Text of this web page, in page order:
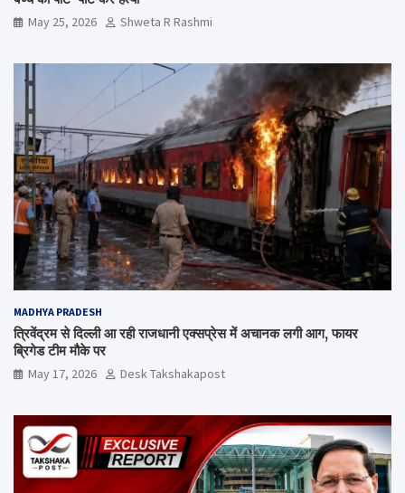
May 25, 2026 Shweta R Rashmi
MADHYA PRADESH
त्रिवेंद्रम से दिल्ली आ रही राजधानी एक्सप्रेस में अचानक लगी आग, फायर
ब्रिगेड टीम मौके पर
May 17, 2026 Desk Takshakapost